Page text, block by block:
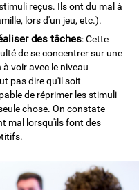
reçus. Ils ont du mal à
lors d'un jeu, etc.).
des tâches: Cette
de se concentrer sur une
voir avec le niveau
pas dire qu'il soit
de réprimer les stimuli
chose. On constate
mal lorsqu'ils font des